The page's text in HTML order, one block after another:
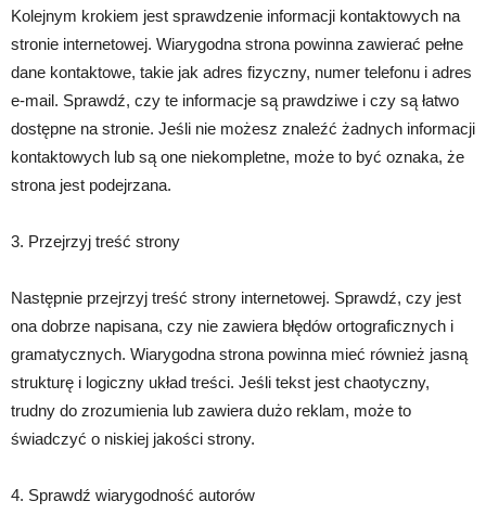
Kolejnym krokiem jest sprawdzenie informacji kontaktowych na
stronie internetowej. Wiarygodna strona powinna zawierać pełne
dane kontaktowe, takie jak adres fizyczny, numer telefonu i adres
e-mail. Sprawdź, czy te informacje są prawdziwe i czy są łatwo
dostępne na stronie. Jeśli nie możesz znaleźć żadnych informacji
kontaktowych lub są one niekompletne, może to być oznaka, że
strona jest podejrzana.
3. Przejrzyj treść strony
Następnie przejrzyj treść strony internetowej. Sprawdź, czy jest
ona dobrze napisana, czy nie zawiera błędów ortograficznych i
gramatycznych. Wiarygodna strona powinna mieć również jasną
strukturę i logiczny układ treści. Jeśli tekst jest chaotyczny,
trudny do zrozumienia lub zawiera dużo reklam, może to
świadczyć o niskiej jakości strony.
4. Sprawdź wiarygodność autorów